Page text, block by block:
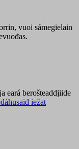
vuoi sámegielain
eará berošteaddjiide
iežat